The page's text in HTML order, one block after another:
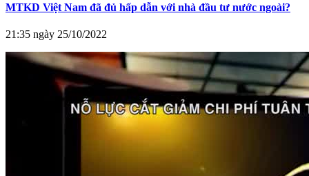
MTKD Việt Nam đã đủ hấp dẫn với nhà đầu tư nước ngoài?
21:35 ngày 25/10/2022